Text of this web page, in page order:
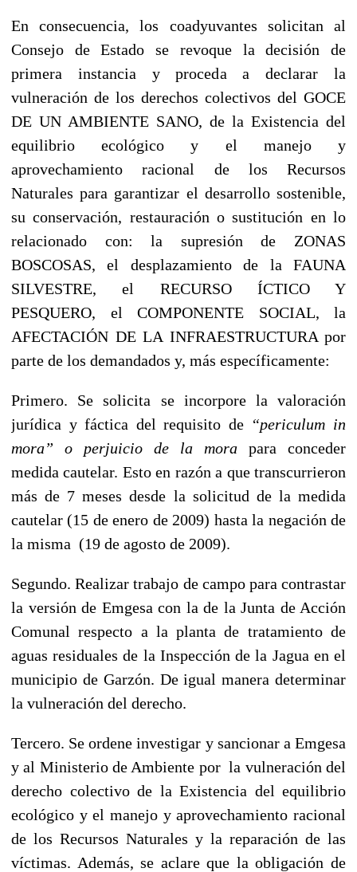
En consecuencia, los coadyuvantes solicitan al
Consejo de Estado se revoque la decisión de
primera instancia y proceda a declarar la
vulneración de los derechos colectivos del GOCE
DE UN AMBIENTE SANO, de la Existencia del
equilibrio ecológico y el manejo y
aprovechamiento racional de los Recursos
Naturales para garantizar el desarrollo sostenible,
su conservación, restauración o sustitución en lo
relacionado con: la supresión de ZONAS
BOSCOSAS, el desplazamiento de la FAUNA
SILVESTRE, el RECURSO ÍCTICO Y
PESQUERO, el COMPONENTE SOCIAL, la
AFECTACIÓN DE LA INFRAESTRUCTURA por
parte de los demandados y, más específicamente:
Primero. Se solicita se incorpore la valoración
jurídica y fáctica del requisito de “periculum in
mora” o perjuicio de la mora para conceder
medida cautelar. Esto en razón a que transcurrieron
más de 7 meses desde la solicitud de la medida
cautelar (15 de enero de 2009) hasta la negación de
la misma (19 de agosto de 2009).
Segundo. Realizar trabajo de campo para contrastar
la versión de Emgesa con la de la Junta de Acción
Comunal respecto a la planta de tratamiento de
aguas residuales de la Inspección de la Jagua en el
municipio de Garzón. De igual manera determinar
la vulneración del derecho.
Tercero. Se ordene investigar y sancionar a Emgesa
y al Ministerio de Ambiente por la vulneración del
derecho colectivo de la Existencia del equilibrio
ecológico y el manejo y aprovechamiento racional
de los Recursos Naturales y la reparación de las
víctimas. Además, se aclare que la obligación de